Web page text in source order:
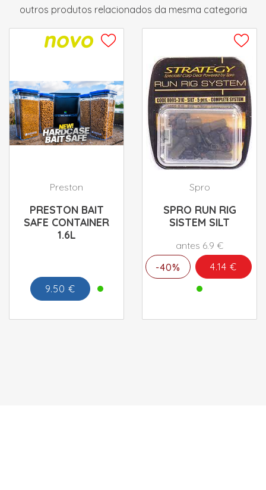
outros produtos relacionados da mesma categoria
Preston
PRESTON BAIT
SAFE CONTAINER
1.6L
9.50 €
Spro
SPRO RUN RIG
SISTEM SILT
antes 6.9 €
-40%
4.14 €